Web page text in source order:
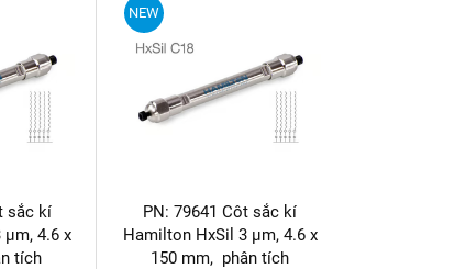
sắc kí
4.6 x
tích
NEW
PN: 79641 Côt sắc kí
Hamilton HxSil 3 µm, 4.6 x
150 mm, phân tích